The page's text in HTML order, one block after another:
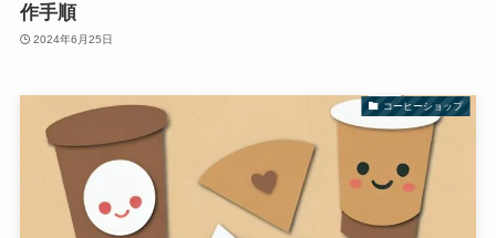
作手順
2024年6月25日
コーヒーショップ